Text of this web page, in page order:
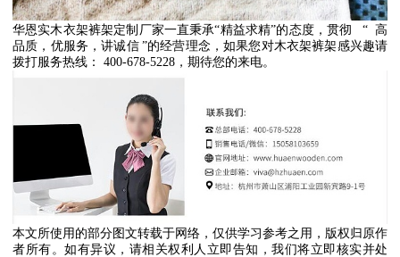
华恩实木衣架裤架定制厂家一直秉承“精益求精”的态度，贯彻 “ 高
品质，优服务，讲诚信 ”的经营理念，如果您对木衣架裤架感兴趣请
拨打服务热线：
400-678-5228 ，期待您的来电。
本文所使用的部分图文转载于网络，仅供学习参考之用，版权归原作
者所有。如有异议，请相关权利人立即告知，我们将立即核实并处